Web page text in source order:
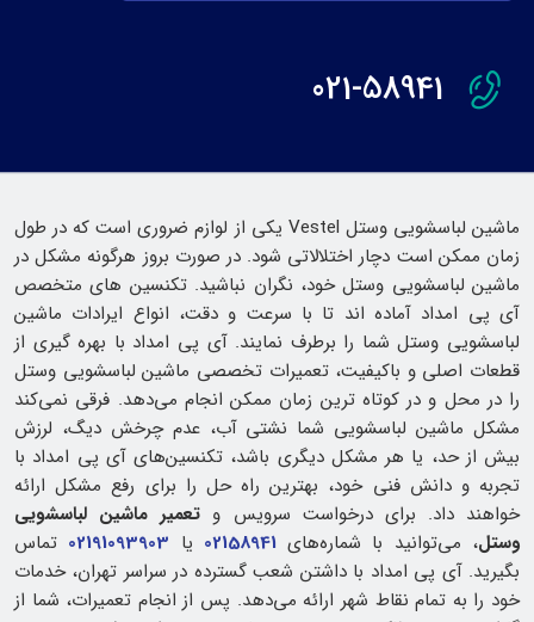
021-58941
ماشین لباسشویی وستل Vestel یکی از لوازم ضروری است که در طول
زمان ممکن است دچار اختلالاتی شود. در صورت بروز هرگونه مشکل در
ماشین لباسشویی وستل خود، نگران نباشید. تکنسین‌ های متخصص
آی پی امداد آماده‌ اند تا با سرعت و دقت، انواع ایرادات ماشین
لباسشویی وستل شما را برطرف نمایند. آی پی امداد با بهره‌ گیری از
قطعات اصلی و باکیفیت، تعمیرات تخصصی ماشین لباسشویی وستل
را در محل و در کوتاه‌ ترین زمان ممکن انجام می‌دهد. فرقی نمی‌کند
مشکل ماشین لباسشویی شما نشتی آب، عدم چرخش دیگ، لرزش
بیش از حد، یا هر مشکل دیگری باشد، تکنسین‌های آی پی امداد با
تجربه و دانش فنی خود، بهترین راه حل را برای رفع مشکل ارائه
خواهند داد. برای درخواست سرویس و تعمیر ماشین لباسشویی
وستل، می‌توانید با شماره‌های 02158941 یا 02191093903 تماس
بگیرید. آی پی امداد با داشتن شعب گسترده در سراسر تهران، خدمات
خود را به تمام نقاط شهر ارائه می‌دهد. پس از انجام تعمیرات، شما از